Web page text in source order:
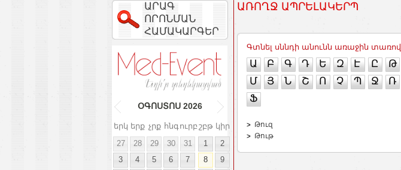
ԱՐԱԳ
ՈՐՈՆՄԱՆ
ՀԱՄԱԿԱՐԳԵՐ
ՕԳՈՍՏՈՍ 2026
երկ երք չրք հնգուրբ շբթ կիր
27
28 29 30 31 1
2
3
4 5 6 7 8
9
ԱՌՈՂՋ ԱՊՐԵԼԱԿԵՐՊ
Գտնել սննդի անունն առաջին տառով
Ա Բ Գ Դ Ե Զ Է Ը Թ
Մ
Յ Ն Շ Ո Չ Պ Ջ Ռ
Ֆ
Թուզ
Թութ